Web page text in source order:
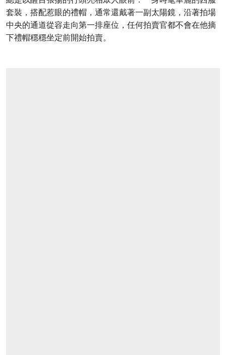
套裝，搭配惹眼的禮帽，通常還戴著一副太陽鏡，沿著拍場
中央的通道從容走向第一排座位，任何拍賣官都不會在他摘
下禮帽穩穩坐定前開始拍賣。